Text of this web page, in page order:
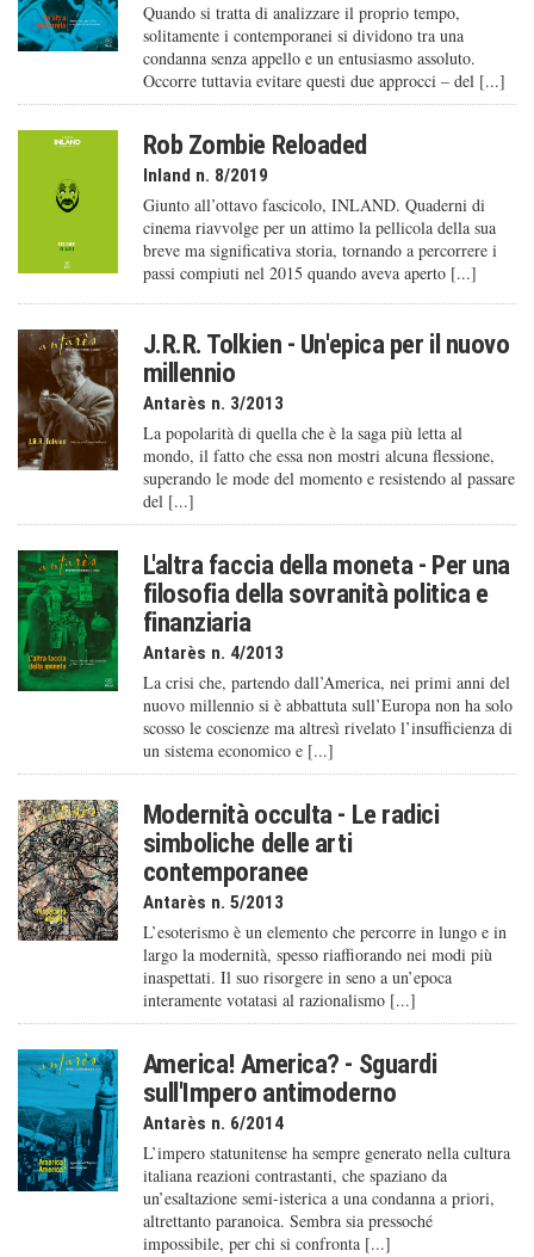
Quando si tratta di analizzare il proprio tempo,
solitamente i contemporanei si dividono tra una
condanna senza appello e un entusiasmo assoluto.
Occorre tuttavia evitare questi due approcci – del [...]
Rob Zombie Reloaded
Inland n. 8/2019
Giunto all’ottavo fascicolo, INLAND. Quaderni di
cinema riavvolge per un attimo la pellicola della sua
breve ma significativa storia, tornando a percorrere i
passi compiuti nel 2015 quando aveva aperto [...]
J.R.R. Tolkien - Un'epica per il nuovo
millennio
Antarès n. 3/2013
La popolarità di quella che è la saga più letta al
mondo, il fatto che essa non mostri alcuna flessione,
superando le mode del momento e resistendo al passare
del [...]
L'altra faccia della moneta - Per una
filosofia della sovranità politica e
finanziaria
Antarès n. 4/2013
La crisi che, partendo dall’America, nei primi anni del
nuovo millennio si è abbattuta sull’Europa non ha solo
scosso le coscienze ma altresì rivelato l’insufficienza di
un sistema economico e [...]
Modernità occulta - Le radici
simboliche delle arti
contemporanee
Antarès n. 5/2013
L’esoterismo è un elemento che percorre in lungo e in
largo la modernità, spesso riaffiorando nei modi più
inaspettati. Il suo risorgere in seno a un’epoca
interamente votatasi al razionalismo [...]
America! America? - Sguardi
sull'Impero antimoderno
Antarès n. 6/2014
L’impero statunitense ha sempre generato nella cultura
italiana reazioni contrastanti, che spaziano da
un’esaltazione semi-isterica a una condanna a priori,
altrettanto paranoica. Sembra sia pressoché
impossibile, per chi si confronta [...]